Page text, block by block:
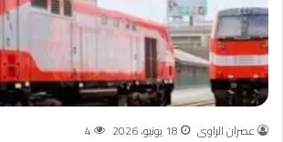
عصران الراوى 18 يونيو، 2026 4